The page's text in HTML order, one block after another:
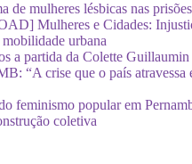
de mulheres lésbicas nas prisões
Mulheres e Cidades:
urbana
a partida da Colette Guillaumin
“A crise que o país atravessa
feminismo popular em
coletiva